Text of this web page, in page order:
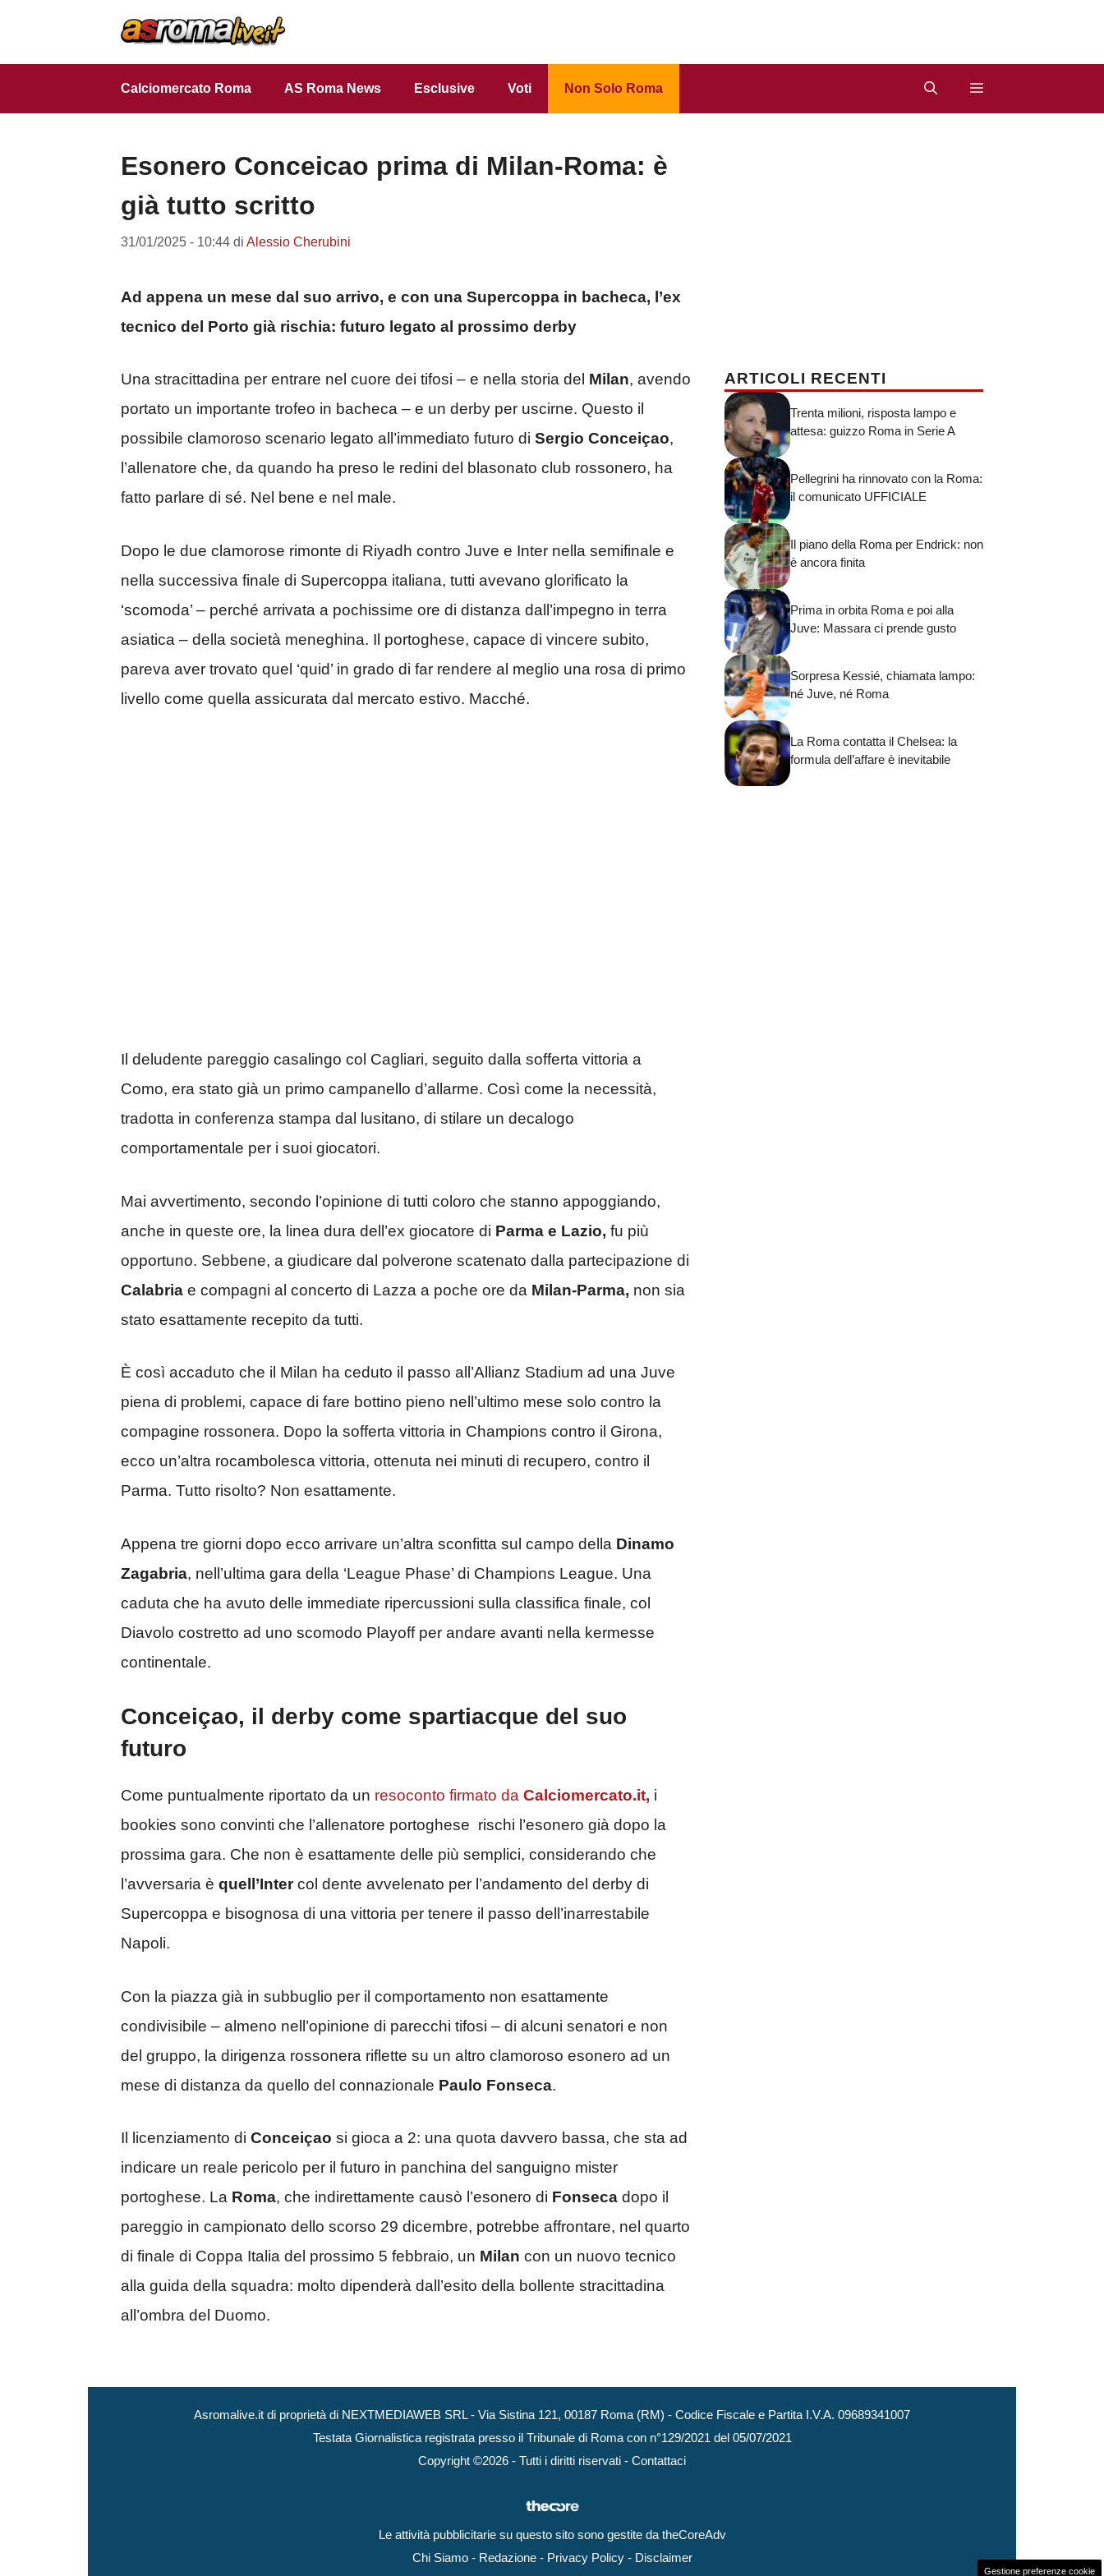
Calciomercato Roma AS Roma News Esclusive Voti Non Solo Roma
Esonero Conceicao prima di Milan-Roma: è
già tutto scritto
31/01/2025 - 10:44 di Alessio Cherubini
Ad appena un mese dal suo arrivo, e con una Supercoppa in bacheca, l’ex
tecnico del Porto già rischia: futuro legato al prossimo derby
Una stracittadina per entrare nel cuore dei tifosi – e nella storia del Milan, avendo
portato un importante trofeo in bacheca – e un derby per uscirne. Questo il
possibile clamoroso scenario legato all’immediato futuro di Sergio Conceiçao,
l’allenatore che, da quando ha preso le redini del blasonato club rossonero, ha
fatto parlare di sé. Nel bene e nel male.
Dopo le due clamorose rimonte di Riyadh contro Juve e Inter nella semifinale e
nella successiva finale di Supercoppa italiana, tutti avevano glorificato la
‘scomoda’ – perché arrivata a pochissime ore di distanza dall’impegno in terra
asiatica – della società meneghina. Il portoghese, capace di vincere subito,
pareva aver trovato quel ‘quid’ in grado di far rendere al meglio una rosa di primo
livello come quella assicurata dal mercato estivo. Macché.
Il deludente pareggio casalingo col Cagliari, seguito dalla sofferta vittoria a
Como, era stato già un primo campanello d’allarme. Così come la necessità,
tradotta in conferenza stampa dal lusitano, di stilare un decalogo
comportamentale per i suoi giocatori.
Mai avvertimento, secondo l’opinione di tutti coloro che stanno appoggiando,
anche in queste ore, la linea dura dell’ex giocatore di Parma e Lazio, fu più
opportuno. Sebbene, a giudicare dal polverone scatenato dalla partecipazione di
Calabria e compagni al concerto di Lazza a poche ore da Milan-Parma, non sia
stato esattamente recepito da tutti.
È così accaduto che il Milan ha ceduto il passo all’Allianz Stadium ad una Juve
piena di problemi, capace di fare bottino pieno nell’ultimo mese solo contro la
compagine rossonera. Dopo la sofferta vittoria in Champions contro il Girona,
ecco un’altra rocambolesca vittoria, ottenuta nei minuti di recupero, contro il
Parma. Tutto risolto? Non esattamente.
Appena tre giorni dopo ecco arrivare un’altra sconfitta sul campo della Dinamo
Zagabria, nell’ultima gara della ‘League Phase’ di Champions League. Una
caduta che ha avuto delle immediate ripercussioni sulla classifica finale, col
Diavolo costretto ad uno scomodo Playoff per andare avanti nella kermesse
continentale.
Conceiçao, il derby come spartiacque del suo
futuro
Come puntualmente riportato da un resoconto firmato da Calciomercato.it, i
bookies sono convinti che l’allenatore portoghese rischi l’esonero già dopo la
prossima gara. Che non è esattamente delle più semplici, considerando che
l’avversaria è quell’Intercol dente avvelenato per l’andamento del derby di
Supercoppa e bisognosa di una vittoria per tenere il passo dell’inarrestabile
Napoli.
Con la piazza già in subbuglio per il comportamento non esattamente
condivisibile – almeno nell’opinione di parecchi tifosi – di alcuni senatori e non
del gruppo, la dirigenza rossonera riflette su un altro clamoroso esonero ad un
mese di distanza da quello del connazionale Paulo Fonseca.
Il licenziamento di Conceiçao si gioca a 2: una quota davvero bassa, che sta ad
indicare un reale pericolo per il futuro in panchina del sanguigno mister
portoghese. La Roma, che indirettamente causò l’esonero di Fonseca dopo il
pareggio in campionato dello scorso 29 dicembre, potrebbe affrontare, nel quarto
di finale di Coppa Italia del prossimo 5 febbraio, un Milan con un nuovo tecnico
alla guida della squadra: molto dipenderà dall’esito della bollente stracittadina
all’ombra del Duomo.
ARTICOLI RECENTI
Trenta milioni, risposta lampo e
attesa: guizzo Roma in Serie A
Pellegrini ha rinnovato con la Roma:
il comunicato UFFICIALE
Il piano della Roma per Endrick: non
è ancora finita
Prima in orbita Roma e poi alla
Juve: Massara ci prende gusto
Sorpresa Kessié, chiamata lampo:
né Juve, né Roma
La Roma contatta il Chelsea: la
formula dell’affare è inevitabile
Asromalive.it di proprietà di NEXTMEDIAWEB SRL - Via Sistina 121, 00187 Roma (RM) - Codice Fiscale e Partita I.V.A. 09689341007
Testata Giornalistica registrata presso il Tribunale di Roma con n°129/2021 del 05/07/2021
Copyright ©2026 - Tutti i diritti riservati - Contattaci
Le attività pubblicitarie su questo sito sono gestite da theCoreAdv
Chi Siamo- Redazione- Privacy Policy- Disclaimer
Gestione preferenze cookie